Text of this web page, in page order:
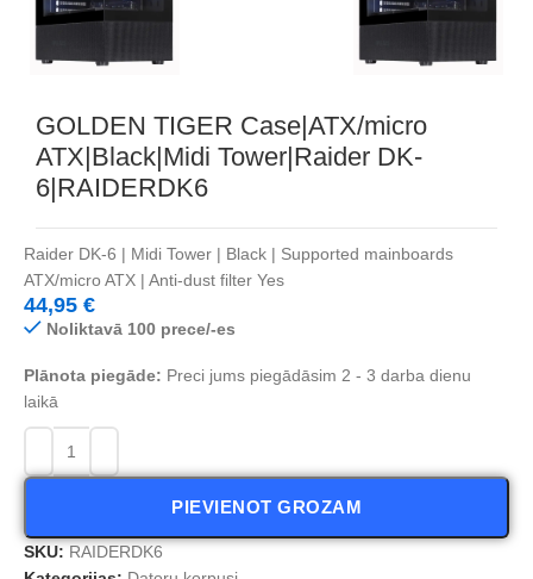
GOLDEN TIGER Case|ATX/micro
ATX|Black|Midi Tower|Raider DK-
6|RAIDERDK6
Raider DK-6 | Midi Tower | Black | Supported mainboards
ATX/micro ATX | Anti-dust filter Yes
44,95 €
Noliktavā 100 prece/-es
Plānota piegāde: Preci jums piegādāsim 2 - 3 darba dienu
laikā
PIEVIENOT GROZAM
SKU: RAIDERDK6